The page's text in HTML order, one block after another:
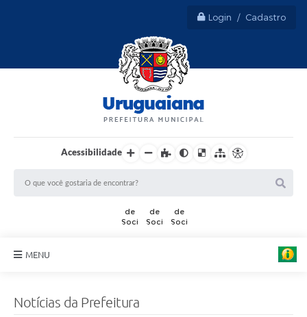
Login / Cadastro
Acessibilidade
MENU
Notícias da Prefeitura